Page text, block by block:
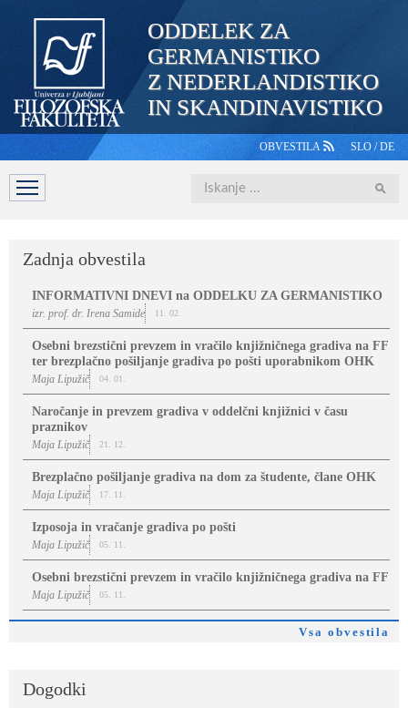
ODDELEK ZA
GERMANISTIKO
Z NEDERLANDISTIKO
IN SKANDINAVISTIKO
OBVESTILA SLO /DE
DOMOV ŠTUDIJ
Iskanje
Zadnja obvestila
INFORMATIVNI DNEVI na ODDELKU ZA GERMANISTIKO
izr. prof. dr. Irena Samide 11. 02.
Osebni brezstični prevzem in vračilo knjižničnega gradiva na FF
ter brezplačno pošiljanje gradiva po pošti uporabnikom OHK
Maja Lipužič 04. 01.
Naročanje in prevzem gradiva v oddelčni knjižnici v času
praznikov
Maja Lipužič 21. 12.
Brezplačno pošiljanje gradiva na dom za študente, člane OHK
Maja Lipužič 17. 11.
Izposoja in vračanje gradiva po pošti
Maja Lipužič 05. 11.
Osebni brezstični prevzem in vračilo knjižničnega gradiva na FF
Maja Lipužič 05. 11.
Vsa obvestila
Dogodki